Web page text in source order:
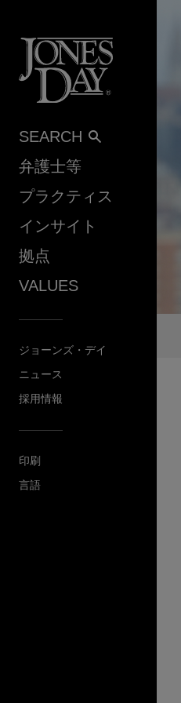
SEARCH
弁護士等
プラクティス
インサイト
拠点
VALUES
ジョーンズ・デイ
ニュース
採用情報
印刷
言語